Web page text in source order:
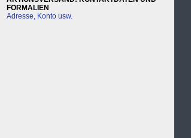
FORMALIEN
Adresse, Konto usw.